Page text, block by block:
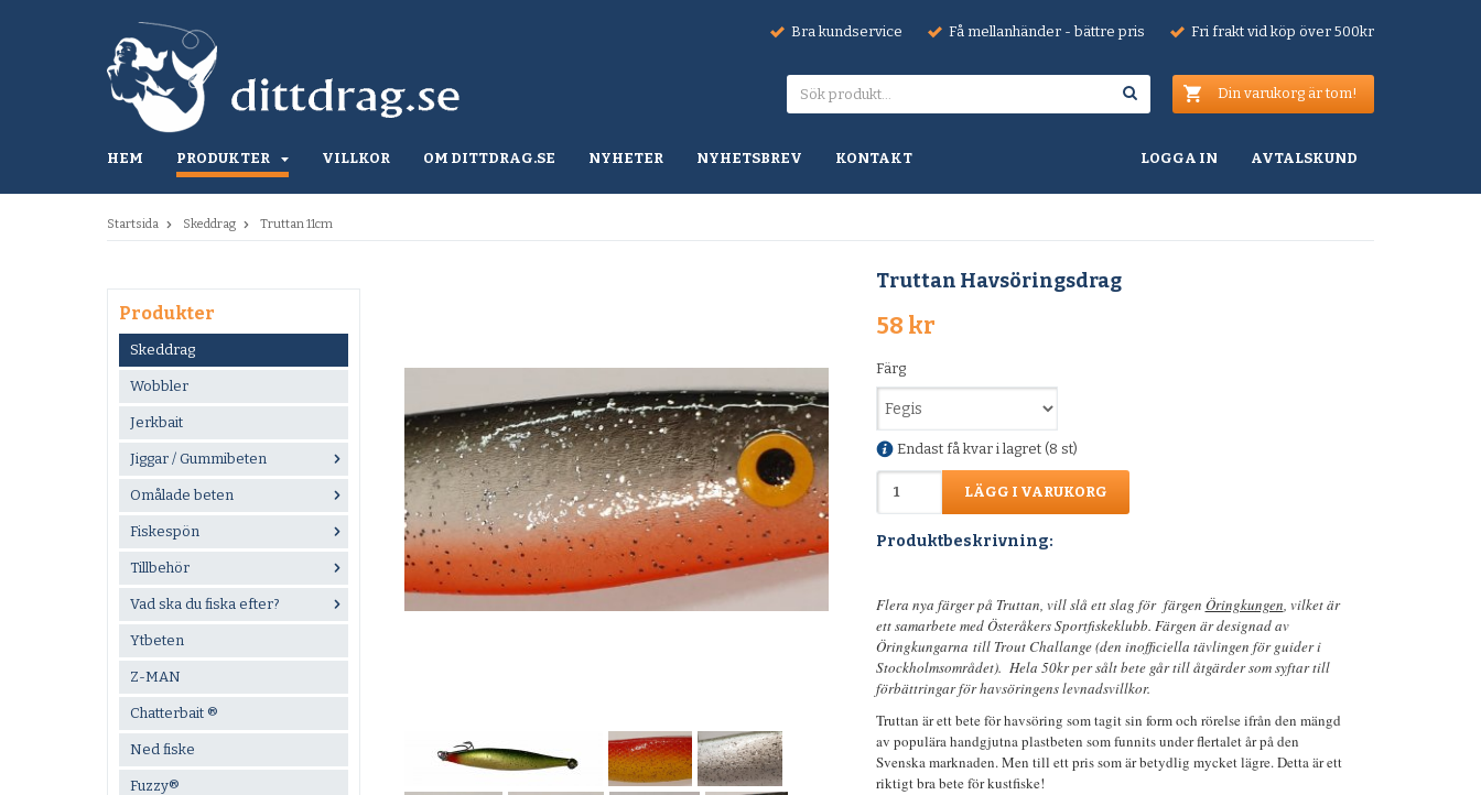
Bra kundservice Få mellanhänder - bättre pris Fri frakt vid köp över 500kr
Din varukorg är tom!
HEM PRODUKTER VILLKOR OM DITTDRAG.SE NYHETER NYHETSBREV KONTAKT AVTALSKUND
LOGGA IN
Startsida Skeddrag Truttan 11cm
Produkter
Skeddrag
Wobbler
Jerkbait
Jiggar / Gummibeten
Omålade beten
Fiskespön
Tillbehör
Vad ska du fiska efter?
Ytbeten
Z-MAN
Chatterbait ®
Ned fiske
Fuzzy®
Truttan Havsöringsdrag
58 kr
Färg
Endast få kvar i lagret (8 st)
LÄGG I VARUKORG
Produktbeskrivning:
Flera nya färger på Truttan, vill slå ett slag för färgen Öringkungen , vilket är
ett samarbete med Österåkers Sportfiskeklubb. Färgen är designad av
Öringkungarna till Trout Challange (den inofficiella tävlingen för guider i
Stockholmsområdet). Hela 50kr per sålt bete går till åtgärder som syftar till
förbättringar för havsöringens levnadsvillkor.
Truttan är ett bete för havsöring som tagit sin form och rörelse ifrån den mängd
av populära handgjutna plastbeten som funnits under flertalet år på den
Svenska marknaden. Men till ett pris som är betydlig mycket lägre. Detta är ett
riktigt bra bete för kustfiske!